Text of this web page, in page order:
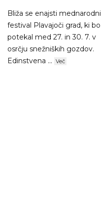
Bliža se enajsti mednarodni
festival Plavajoči grad, ki bo
potekal med 27. in 30. 7. v
osrčju snežniških gozdov.
Edinstvena ... Več